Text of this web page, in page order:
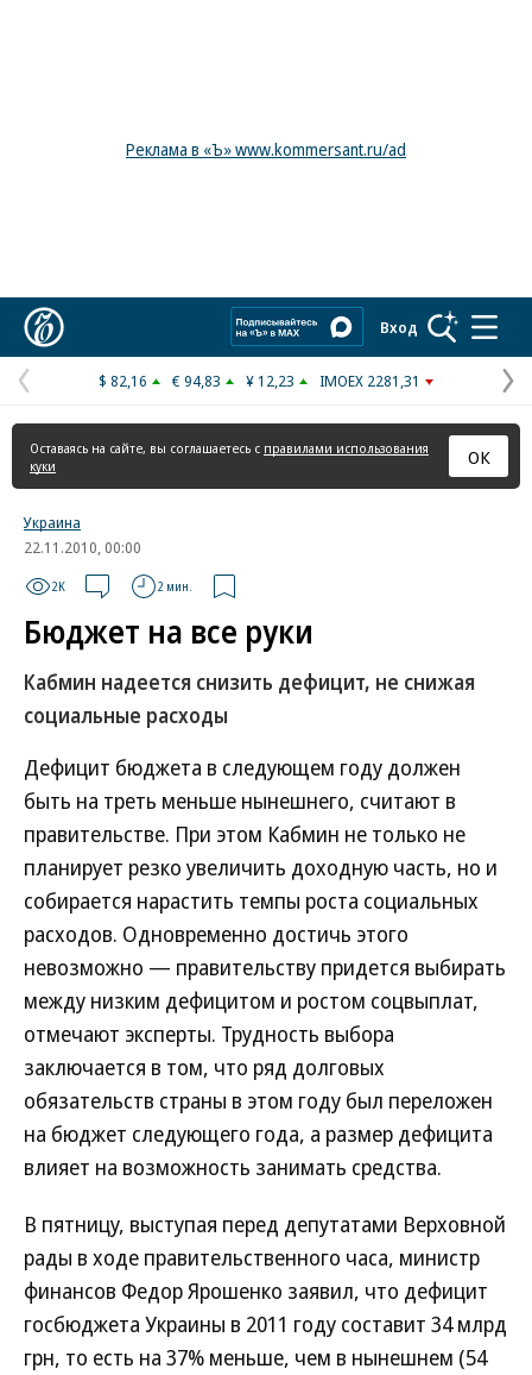
Реклама в «Ъ» www.kommersant.ru/ad
Вход
Предыдущая
страница
$ 82,16 € 94,83 ¥ 12,23 IMOEX 2281,31
Оставаясь на сайте, вы соглашаетесь с правилами использования
куки
ОК
Украина
22.11.2010, 00:00
2K 2 мин.
Бюджет на все руки
Кабмин надеется снизить дефицит, не снижая
социальные расходы
Дефицит бюджета в следующем году должен
быть на треть меньше нынешнего, считают в
правительстве. При этом Кабмин не только не
планирует резко увеличить доходную часть, но и
собирается нарастить темпы роста социальных
расходов. Одновременно достичь этого
невозможно — правительству придется выбирать
между низким дефицитом и ростом соцвыплат,
отмечают эксперты. Трудность выбора
заключается в том, что ряд долговых
обязательств страны в этом году был переложен
на бюджет следующего года, а размер дефицита
влияет на возможность занимать средства.
В пятницу, выступая перед депутатами Верховной
рады в ходе правительственного часа, министр
финансов Федор Ярошенко заявил, что дефицит
госбюджета Украины в 2011 году составит 34 млрд
грн, то есть на 37% меньше, чем в нынешнем (54